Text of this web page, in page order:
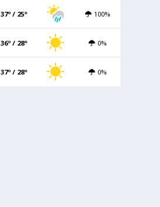
37º / 25º 100%
36º / 28º 0%
37º / 28º 0%